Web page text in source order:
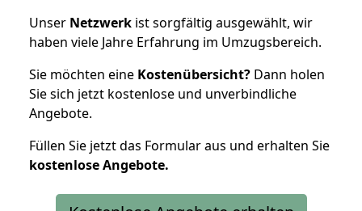
Unser Netzwerk ist sorgfältig ausgewählt, wir
haben viele Jahre Erfahrung im Umzugsbereich.
Sie möchten eine Kostenübersicht? Dann holen
Sie sich jetzt kostenlose und unverbindliche
Angebote.
Füllen Sie jetzt das Formular aus und erhalten Sie
kostenloseAngebote.